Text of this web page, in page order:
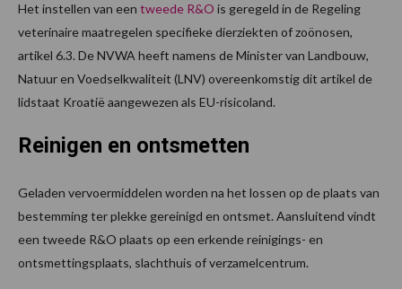
Het instellen van een tweede R&O is geregeld in de Regeling
veterinaire maatregelen specifieke dierziekten of zoönosen,
artikel 6.3. De NVWA heeft namens de Minister van Landbouw,
Natuur en Voedselkwaliteit (LNV) overeenkomstig dit artikel de
lidstaat Kroatië aangewezen als EU-risicoland.
Reinigen en ontsmetten
Geladen vervoermiddelen worden na het lossen op de plaats van
bestemming ter plekke gereinigd en ontsmet. Aansluitend vindt
een tweede R&O plaats op een erkende reinigings- en
ontsmettingsplaats, slachthuis of verzamelcentrum.